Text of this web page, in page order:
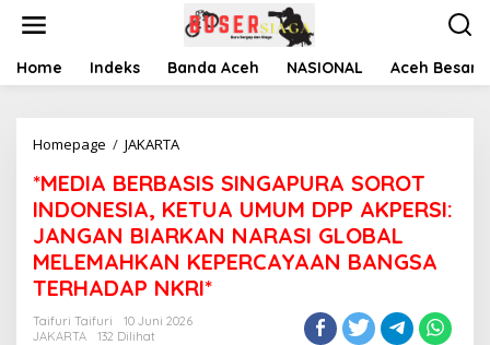
t
Home Indeks Banda Aceh NASIONAL Aceh Besar
Homepage / JAKARTA
E
D
I
A
E
R
B
*MEDIA BERBASIS SINGAPURA SOROT
INDONESIA, KETUA UMUM DPP AKPERSI:
JANGAN BIARKAN NARASI GLOBAL
MELEMAHKAN KEPERCAYAAN BANGSA
TERHADAP NKRI*
Taifuri Taifuri
10 Juni 2026
JAKARTA
132 Dilihat